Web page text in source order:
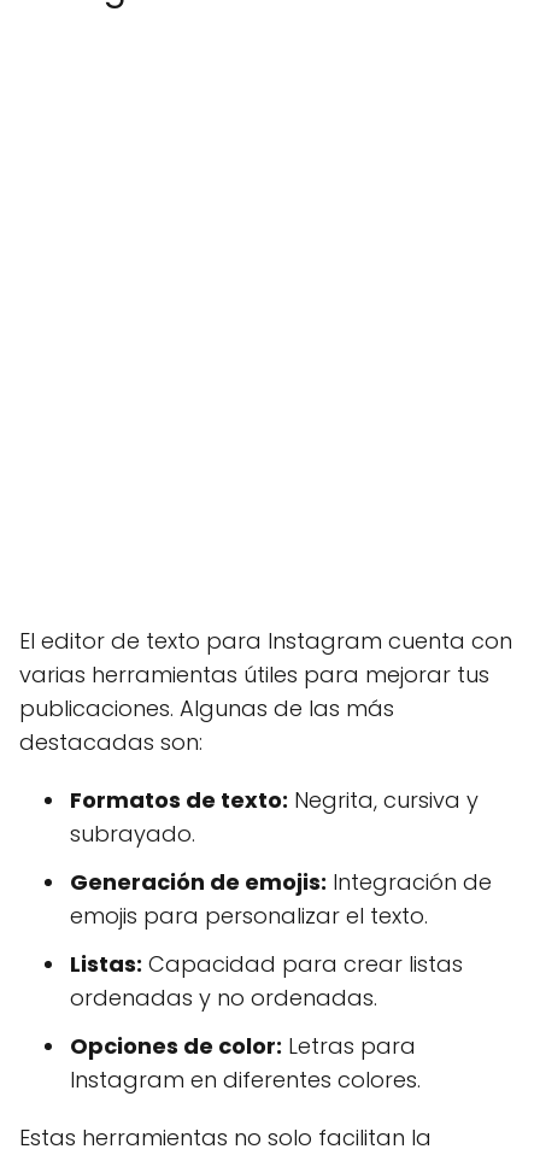
El editor de texto para Instagram cuenta con
varias herramientas útiles para mejorar tus
publicaciones. Algunas de las más
destacadas son:
Formatos de texto: Negrita, cursiva y
subrayado.
Generación de emojis: Integración de
emojis para personalizar el texto.
Listas: Capacidad para crear listas
ordenadas y no ordenadas.
Opciones de color: Letras para
Instagram en diferentes colores.
Estas herramientas no solo facilitan la